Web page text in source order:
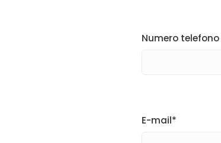
Numero telefono
E-mail*